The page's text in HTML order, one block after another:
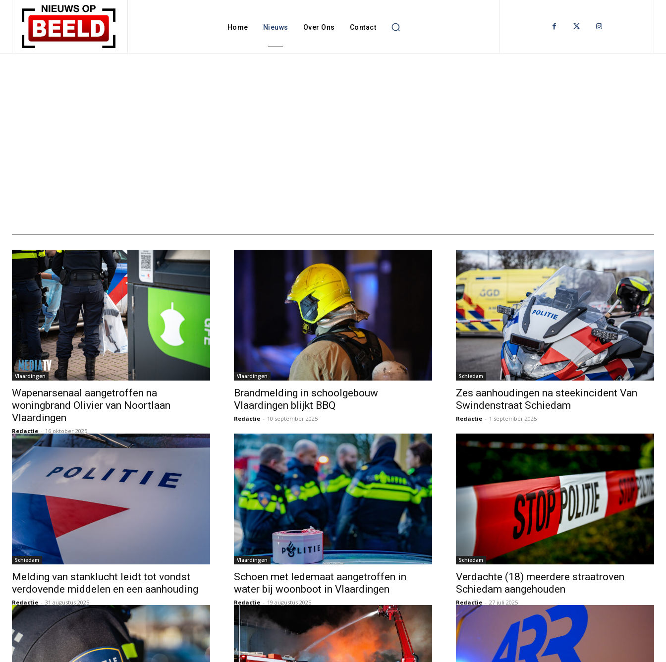
Home Nieuws Over Ons Contact
Vlaardingen
Wapenarsenaal aangetroffen na
woningbrand Olivier van Noortlaan
Vlaardingen
Redactie - 16 oktober 2025
Vlaardingen
Brandmelding in schoolgebouw
Vlaardingen blijkt BBQ
Redactie - 10 september 2025
Schiedam
Zes aanhoudingen na steekincident Van
Swindenstraat Schiedam
Redactie - 1 september 2025
Schiedam
Melding van stanklucht leidt tot vondst
verdovende middelen en een aanhouding
Redactie - 31 augustus 2025
Vlaardingen
Schoen met ledemaat aangetroffen in
water bij woonboot in Vlaardingen
Redactie - 19 augustus 2025
Schiedam
Verdachte (18) meerdere straatroven
Schiedam aangehouden
Redactie - 27 juli 2025